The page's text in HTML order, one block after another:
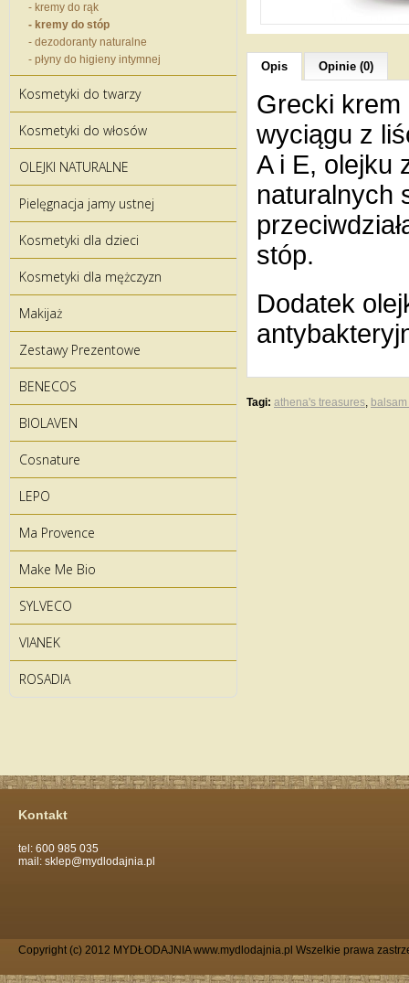
- kremy do rąk
- kremy do stóp
- dezodoranty naturalne
- płyny do higieny intymnej
Kosmetyki do twarzy
Kosmetyki do włosów
OLEJKI NATURALNE
Pielęgnacja jamy ustnej
Kosmetyki dla dzieci
Kosmetyki dla mężczyzn
Makijaż
Zestawy Prezentowe
BENECOS
BIOLAVEN
Cosnature
LEPO
Ma Provence
Make Me Bio
SYLVECO
VIANEK
ROSADIA
Opis Opinie (0)
Grecki krem
wyciągu z
A i E, olejku
naturalnych
stóp.
Dodatek
Tagi: athena's treasures,
Kontakt
tel: 600 985 035
mail: sklep@mydlodajnia.pl
Copyright (c) 2012 MYDŁODAJNIA www.mydlodajnia.pl Wszelkie prawa